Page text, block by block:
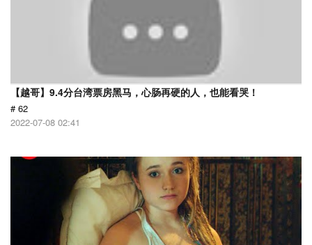
【越哥】9.4分台湾票房黑马，心肠再硬的人，也能看哭！
# 62
2022-07-08 02:41